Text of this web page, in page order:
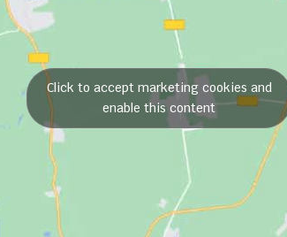
Click to accept marketing cookies and
enable this content